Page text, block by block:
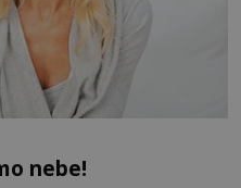
nebe!